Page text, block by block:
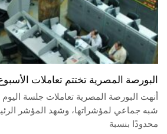
البورصة المصرية تختتم تعاملات
أنهت البورصة المصرية تعاملات جلسة
محدودًا بنسبة